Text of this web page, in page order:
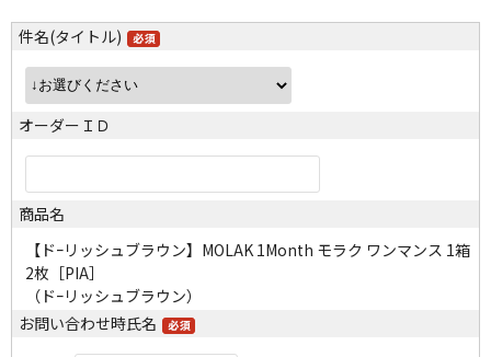
件名(タイトル)
オーダーＩＤ
商品名
【ドｰリッシュブラウン】MOLAK 1Month モラク ワンマンス 1箱
2枚［PIA］
（ドｰリッシュブラウン）
お問い合わせ時氏名